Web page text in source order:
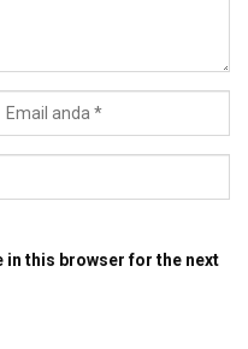
in this browser for the next